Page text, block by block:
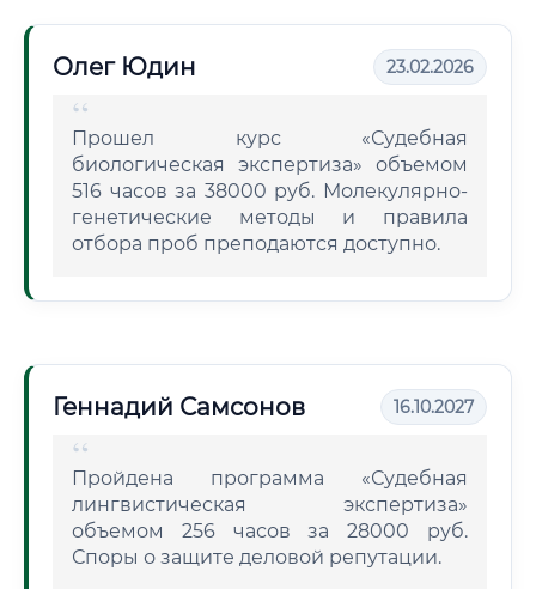
Олег Юдин 23.02.2026
Прошел курс «Судебная
биологическая экспертиза» объемом
516 часов за 38000 руб. Молекулярно-
генетические методы и правила
отбора проб преподаются доступно.
Геннадий Самсонов 16.10.2027
Пройдена программа «Судебная
лингвистическая экспертиза»
объемом 256 часов за 28000 руб.
Споры о защите деловой репутации.